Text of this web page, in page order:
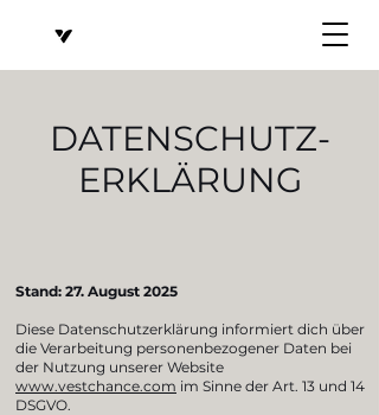
DATENSCHUTZ-
ERKLÄRUNG
Stand: 27. August 2025
Diese Datenschutzerklärung informiert dich über
die Verarbeitung personenbezogener Daten bei
der Nutzung unserer Website
www.vestchance.com im Sinne der Art. 13 und 14
DSGVO.